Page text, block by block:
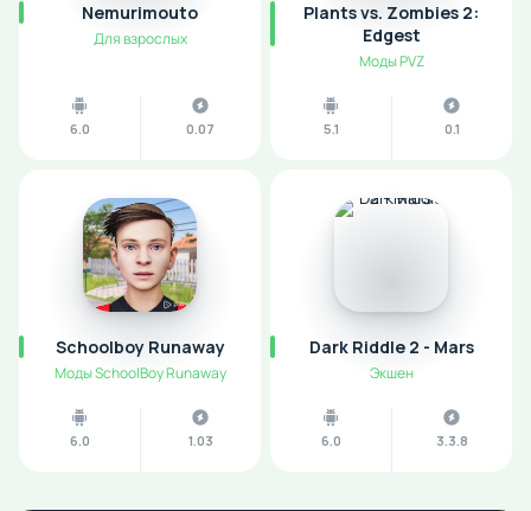
Nemurimouto
Для взрослых
6.0 0.07
Plants vs. Zombies 2:
Edgest
Моды PVZ
5.1 0.1
Schoolboy Runaway
Моды SchoolBoy Runaway
6.0 1.03
Dark Riddle 2 - Mars
Экшен
6.0 3.3.8